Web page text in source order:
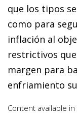
que los tipos
como para
inflación al
restrictivos
margen para
enfriamiento
Content available in